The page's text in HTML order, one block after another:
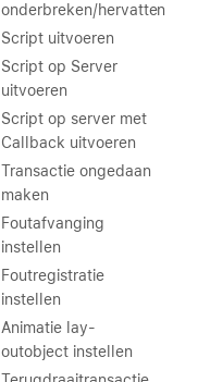
onderbreken/hervatten
Script uitvoeren
Script op Server
uitvoeren
Script op server met
Callback uitvoeren
Transactie ongedaan
maken
Foutafvanging
instellen
Foutregistratie
instellen
Animatie lay-
outobject instellen